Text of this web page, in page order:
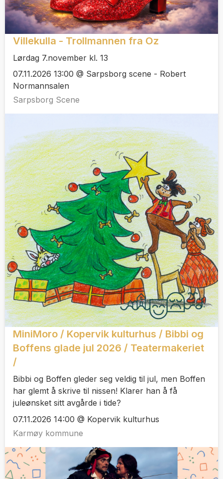
Villekulla - Trollmannen fra Oz
Lørdag 7.november kl. 13
07.11.2026 13:00 @ Sarpsborg scene - Robert
Normannsalen
Sarpsborg Scene
MiniMoro / Kopervik kulturhus / Bibbi og
Boffens glade jul 2026 / Teatermakeriet
/
Bibbi og Boffen gleder seg veldig til jul, men Boffen
har glemt å skrive til nissen! Klarer han å få
juleønsket sitt avgårde i tide?
07.11.2026 14:00 @ Kopervik kulturhus
Karmøy kommune